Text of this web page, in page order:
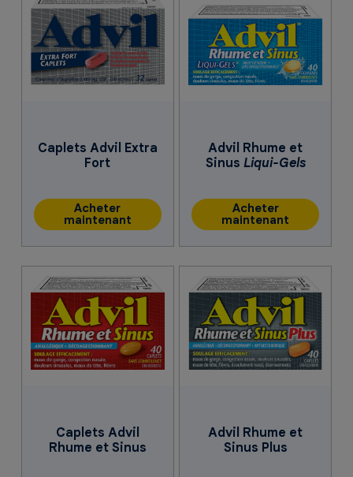
Caplets Advil Extra
Fort
Acheter
maintenant
Advil Rhume et
Sinus Liqui-Gels
Acheter
maintenant
Caplets Advil
Rhume et Sinus
Advil Rhume et
Sinus Plus